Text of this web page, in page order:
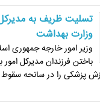
تسلیت ظریف به مدیرکل
وزارت بهداشت
وزیر امور خارجه جمهوری
باختن فرزندان مدیرکل امور
پزشکی را در سانحه سقوط